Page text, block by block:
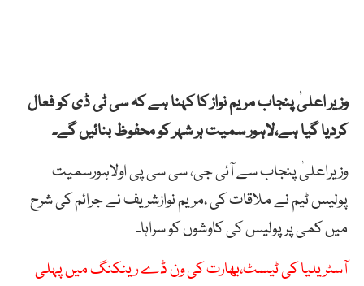
وزیر اعلیٰ پنجاب مریم نواز کا کہنا ہے کہ سی ٹی ڈی کو فعال
کردیا گیا ہے،لاہور سمیت ہر شہر کو محفوظ بنائیں گے۔
وزیراعلیٰ پنجاب سے آئی جی، سی سی پی اولاہورسمیت
پولیس ٹیم نے ملاقات کی ،مریم نوازشریف نے جرائم کی شرح
میں کمی پر پولیس کی کاوشوں کو سراہا۔
آسٹریلیا کی ٹیسٹ،بھارت کی ون ڈے رینکنگ میں پہلی